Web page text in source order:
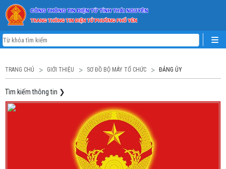
TRANG CHỦ GIỚI THIỆU SƠ ĐỒ BỘ MÁY TỔ CHỨC ĐẢNG ỦY
Tìm kiếm thông tin ❯